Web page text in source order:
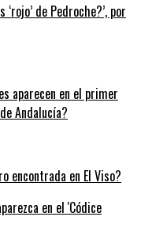
de Pedroche?’, por
aparecen en el primer
Andalucía?
encontrada en El Viso?